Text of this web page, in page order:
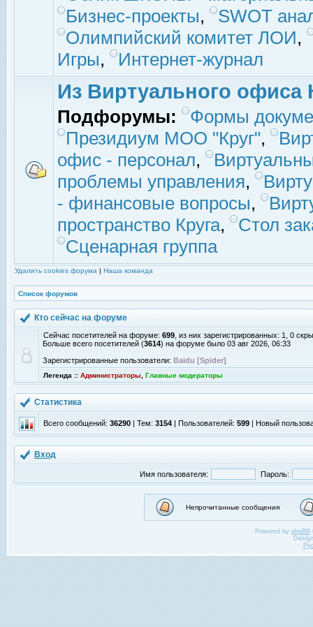
Бизнес-проекты,
SWOT
Олимпийский комитет ЛОИ,
Игры, Интернет-журнал
Из Виртуального офиса
Подфорумы:
Формы
Президиум МОО "Круг",
офис - персонал,
проблемы управления,
- финансовые вопросы,
пространство Круга,
Стол
Сценарная группа
Удалить cookies форума | Наша команда
Список форумов
Кто сейчас на форуме
Сейчас посетителей на форуме: 699 , из них зарегистрированных: 1, 0
Больше всего посетителей (3614) на форуме было 03 авг 2026, 06:33
Зарегистрированные пользователи: Baidu [Spider]
Легенда :: Администраторы Главные модераторы
Статистика
Всего сообщений: 36290 | Тем: 3154 | Пользователей: 599 | Новый
Вход
Имя пользователя: Пароль:
Непрочитанные сообщения
Powered by phpBB